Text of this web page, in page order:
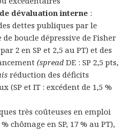
dévaluation interne :
dettes publiques par le
boucle dépressive de Fisher
2 en SP et 2,5 au PT) et des
(spread DE : SP 2,5 pts,
réduction des déficits
(SP et IT : excédent de 1,5 %
très coûteuses en emploi
chômage en SP, 17 % au PT),